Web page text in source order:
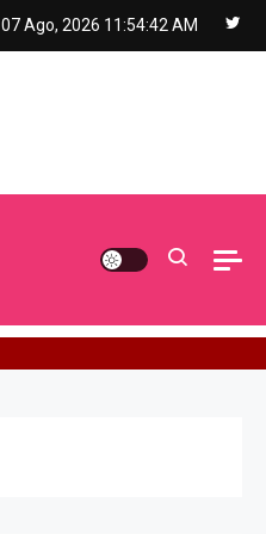
07 Ago, 2026 11:54:43 AM